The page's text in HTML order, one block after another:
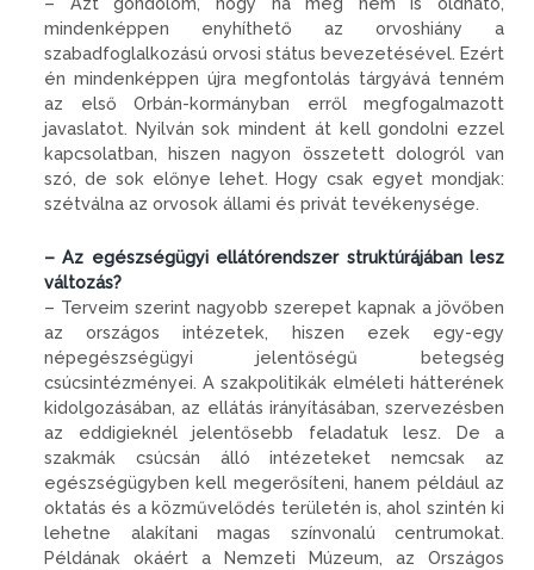
mindenképpen enyhíthető az orvoshiány a
szabadfoglalkozású orvosi státus bevezetésével. Ezért
én mindenképpen újra megfontolás tárgyává tenném
az első Orbán-kormányban erről megfogalmazott
javaslatot. Nyilván sok mindent át kell gondolni ezzel
kapcsolatban, hiszen nagyon összetett dologról van
szó, de sok előnye lehet. Hogy csak egyet mondjak:
szétválna az orvosok állami és privát tevékenysége.
– Az egészségügyi ellátórendszer struktúrájában lesz
változás?
– Terveim szerint nagyobb szerepet kapnak a jövőben
az országos intézetek, hiszen ezek egy-egy
népegészségügyi jelentőségű betegség
csúcsintézményei. A szakpolitikák elméleti hátterének
kidolgozásában, az ellátás irányításában, szervezésben
az eddigiek­nél jelentősebb feladatuk lesz. De a
szakmák csúcsán álló intézeteket nemcsak az
egészségügyben kell megerősíteni, hanem például az
oktatás és a közművelődés területén is, ahol szintén ki
lehetne alakítani magas színvonalú centrumokat.
Példának okáért a Nemzeti Múzeum, az Országos